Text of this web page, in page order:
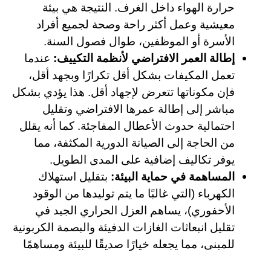
حرارة الهواء داخل الغرف. النتيجة هي بيئة
معيشية وعمل أكثر راحة وصحة لجميع أفراد
الأسرة أو الموظفين، طوال فصول السنة.
إطالة العمر الافتراضي لأنظمة التكييف: عندما
تعمل المكيفات بشكل أقل تكرارًا وبجهد أقل،
فإن مكوناتها تتعرض لإجهاد أقل. هذا يؤدي بشكل
مباشر إلى إطالة عمرها الافتراضي وتقليل
احتمالية حدوث الأعطال المفاجئة. كما أنه يقلل
من الحاجة إلى الصيانة الدورية المكثفة، مما
يوفر تكاليف إضافية على المدى الطويل.
المساهمة في حماية البيئة: بتقليل استهلاك
الكهرباء (التي غالبًا ما يتم توليدها من الوقود
الأحفوري)، يساهم العزل الحراري الجيد في
تقليل انبعاثات الغازات الدفيئة والبصمة الكربونية
للمبنى، مما يجعله خيارًا صديقًا للبيئة ومساهمًا